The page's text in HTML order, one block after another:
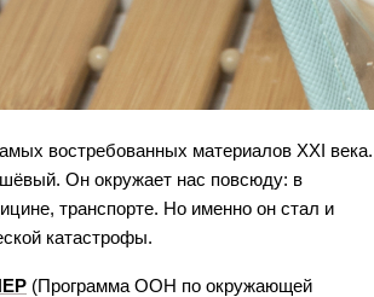
востребованных материалов XXI века.
Он окружает нас повсюду: в
транспорте. Но именно он стал и
катастрофы.
(Программа ООН по окружающей